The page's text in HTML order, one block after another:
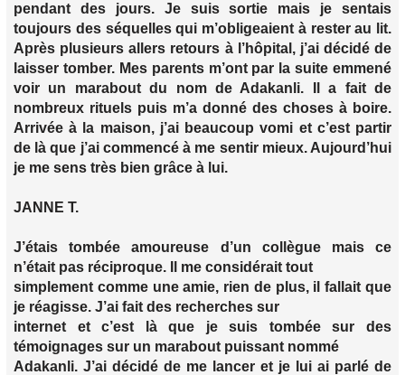
pendant des jours. Je suis sortie mais je sentais
toujours des séquelles qui m’obligeaient à rester au lit.
Après plusieurs allers retours à l’hôpital, j’ai décidé de
laisser tomber. Mes parents m’ont par la suite emmené
voir un marabout du nom de Adakanli. Il a fait de
nombreux rituels puis m’a donné des choses à boire.
Arrivée à la maison, j’ai beaucoup vomi et c’est partir
de là que j’ai commencé à me sentir mieux. Aujourd’hui
je me sens très bien grâce à lui.
JANNE T.
J’étais tombée amoureuse d’un collègue mais ce
n’était pas réciproque. Il me considérait tout
simplement comme une amie, rien de plus, il fallait que
je réagisse. J’ai fait des recherches sur
internet et c’est là que je suis tombée sur des
témoignages sur un marabout puissant nommé
Adakanli. J’ai décidé de me lancer et je lui ai parlé de